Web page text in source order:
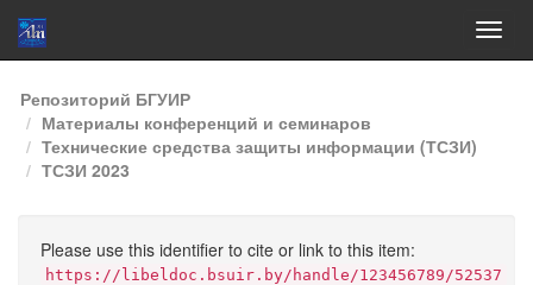
Skip
navigation
Репозиторий БГУИР
Материалы конференций и семинаров
Технические средства защиты информации (ТСЗИ)
ТСЗИ 2023
Please use this identifier to cite or link to this item:
https://libeldoc.bsuir.by/handle/123456789/52537